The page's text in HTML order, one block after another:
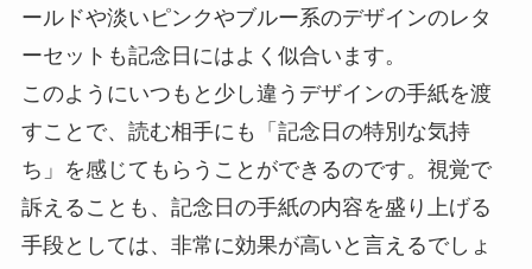
ールドや淡いピンクやブルー系のデザインのレタ
ーセットも記念日にはよく似合います。
このようにいつもと少し違うデザインの手紙を渡
すことで、読む相手にも「記念日の特別な気持
ち」を感じてもらうことができるのです。視覚で
訴えることも、記念日の手紙の内容を盛り上げる
手段としては、非常に効果が高いと言えるでしょ